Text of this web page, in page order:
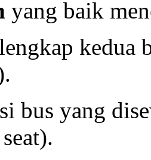
yang baik
kedua
bus yang